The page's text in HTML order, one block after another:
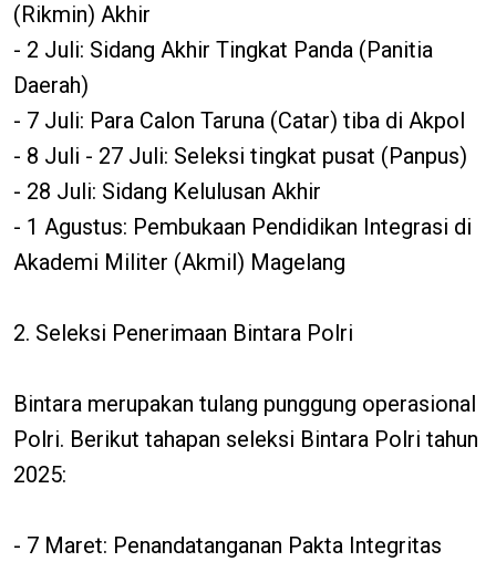
(Rikmin) Akhir
- 2 Juli: Sidang Akhir Tingkat Panda (Panitia
Daerah)
- 7 Juli: Para Calon Taruna (Catar) tiba di Akpol
- 8 Juli - 27 Juli: Seleksi tingkat pusat (Panpus)
- 28 Juli: Sidang Kelulusan Akhir
- 1 Agustus: Pembukaan Pendidikan Integrasi di
Akademi Militer (Akmil) Magelang
2. Seleksi Penerimaan Bintara Polri
Bintara merupakan tulang punggung operasional
Polri. Berikut tahapan seleksi Bintara Polri tahun
2025:
- 7 Maret: Penandatanganan Pakta Integritas